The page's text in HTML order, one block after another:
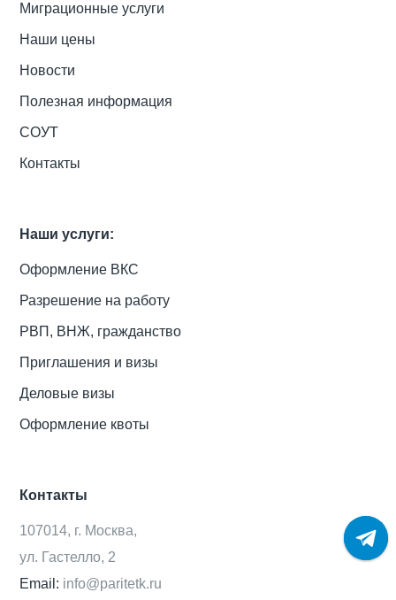
Миграционные услуги
Наши цены
Новости
Полезная информация
СОУТ
Контакты
Наши услуги:
Оформление ВКС
Разрешение на работу
РВП, ВНЖ, гражданство
Приглашения и визы
Деловые визы
Оформление квоты
Контакты
107014, г. Москва,
ул. Гастелло, 2
Email: info@paritetk.ru